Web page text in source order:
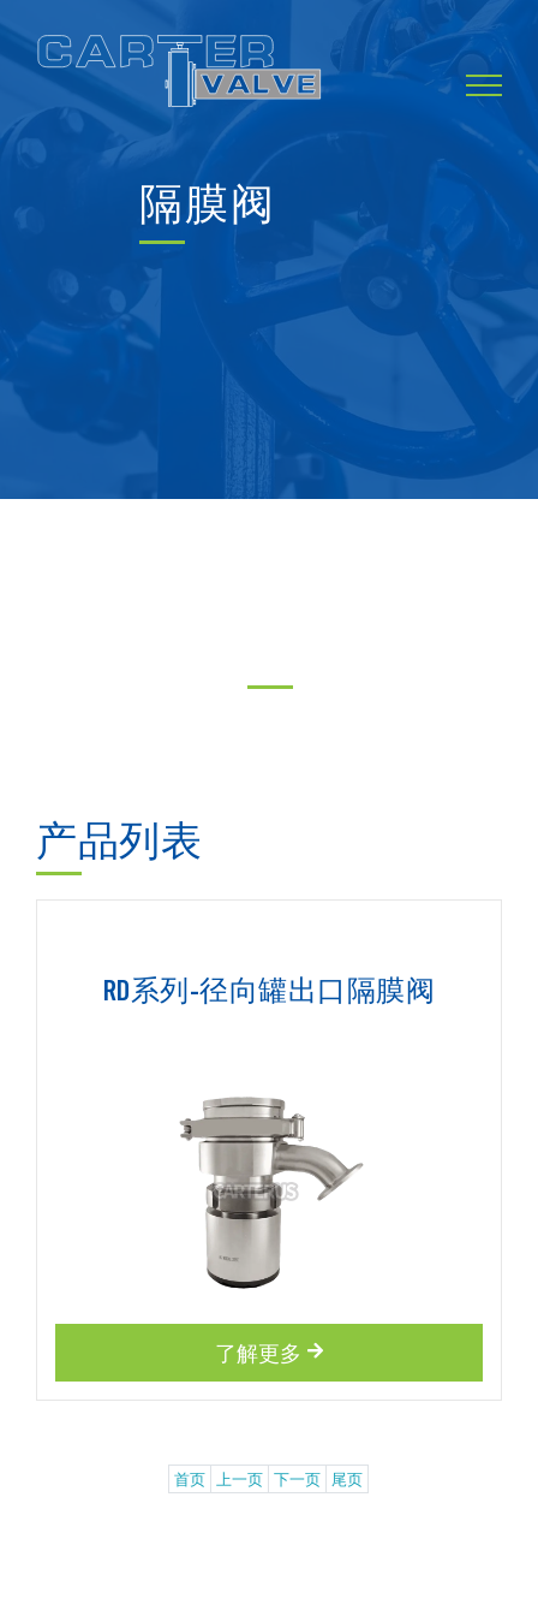
Skip
隔膜阀
产品列表
RD系列-径向罐出口隔膜阀
了解更多
首页 上一页 下一页 尾页